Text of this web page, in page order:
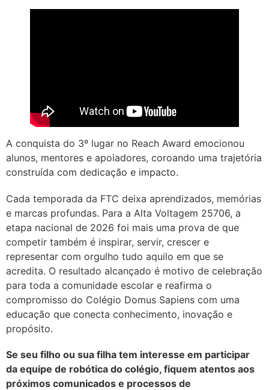
A conquista do 3º lugar no Reach Award emocionou
alunos, mentores e apoiadores, coroando uma trajetória
construída com dedicação e impacto.
Cada temporada da FTC deixa aprendizados, memórias
e marcas profundas. Para a Alta Voltagem 25706, a
etapa nacional de 2026 foi mais uma prova de que
competir também é inspirar, servir, crescer e
representar com orgulho tudo aquilo em que se
acredita. O resultado alcançado é motivo de celebração
para toda a comunidade escolar e reafirma o
compromisso do Colégio Domus Sapiens com uma
educação que conecta conhecimento, inovação e
propósito.
Se seu filho ou sua filha tem interesse em participar
da equipe de robótica do colégio, fiquem atentos aos
próximos comunicados e processos de